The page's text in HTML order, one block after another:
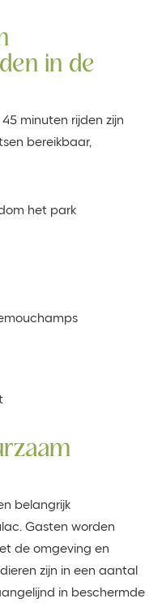
in de
minuten rijden zijn
bereikbaar,
het park
belangrijk
Gasten worden
de omgeving en
zijn in een aantal
in beschermde